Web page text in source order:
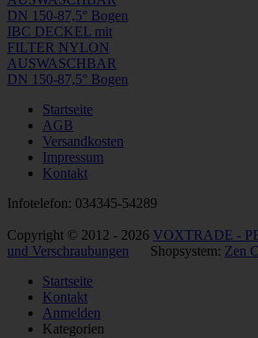
IBC DECKEL mit
FILTER NYLON
AUSWASCHBAR
DN 150-87,5° Bogen
Startseite
AGB
Versandkosten
Impressum
Kontakt
Infotelefon: 034345-54289
Copyright © 2012 - 2026 VOXTRADE -
und Verschraubungen Shopsystem: Zen
Startseite
Kontakt
Anmelden
Kategorien